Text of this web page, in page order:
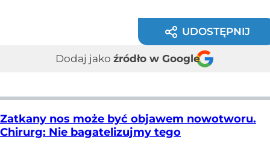
UDOSTĘPNIJ
Dodaj jako źródło w Google
Zatkany nos może być objawem nowotworu.
Chirurg: Nie bagatelizujmy tego